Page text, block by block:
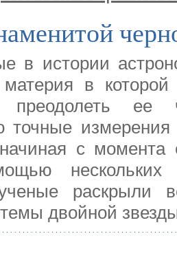
в истории
в которой
преодолеть ее
точные
начиная с
нескольких
раскрыли
двойной